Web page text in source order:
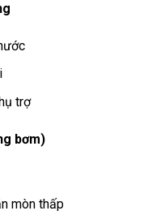
trợ
bơm)
mòn thấp